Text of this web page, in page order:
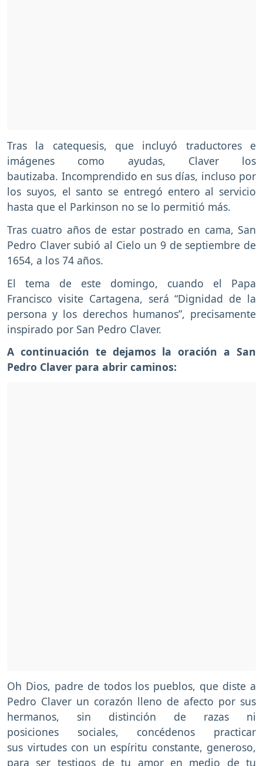
Tras la catequesis, que incluyó traductores e
imágenes como ayudas, Claver los
bautizaba. Incomprendido en sus días, incluso por
los suyos, el santo se entregó entero al servicio
hasta que el Parkinson no se lo permitió más.
Tras cuatro años de estar postrado en cama, San
Pedro Claver subió al Cielo un 9 de septiembre de
1654, a los 74 años.
El tema de este domingo, cuando el Papa
Francisco visite Cartagena, será “Dignidad de la
persona y los derechos humanos”, precisamente
inspirado por San Pedro Claver.
A continuación te dejamos la oración a San
Pedro Claver para abrir caminos:
Oh Dios, padre de todos los pueblos, que diste a
Pedro Claver un corazón lleno de afecto por sus
hermanos, sin distinción de razas ni
posiciones sociales, concédenos practicar
sus virtudes con un espíritu constante, generoso,
para ser testigos de tu amor en medio de tu